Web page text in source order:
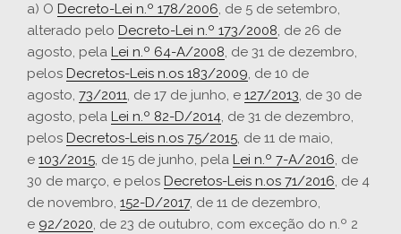
a) O Decreto-Lei n.º 178/2006, de 5 de setembro,
alterado pelo Decreto-Lei n.º 173/2008, de 26 de
agosto, pela Lei n.º 64-A/2008, de 31 de dezembro,
pelos Decretos-Leis n.os 183/2009, de 10 de
agosto, 73/2011, de 17 de junho, e 127/2013, de 30 de
agosto, pela Lei n.º 82-D/2014, de 31 de dezembro,
pelos Decretos-Leis n.os 75/2015, de 11 de maio,
e 103/2015, de 15 de junho, pela Lei n.º 7-A/2016, de
30 de março, e pelos Decretos-Leis n.os 71/2016, de 4
de novembro, 152-D/2017, de 11 de dezembro,
e 92/2020, de 23 de outubro, com exceção do n.º 2